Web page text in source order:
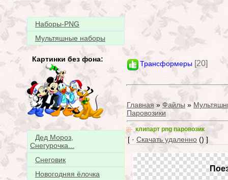
Наборы-PNG
Мультяшные наборы
Картинки без фона:
Дед Мороз,
Снегурочка...
Снеговик
Новогодняя ёлочка
Трансформеры [20]
Главная» Файлы »
Паровозики
клипарт png паровозик
[ · Скачать удаленно () ]